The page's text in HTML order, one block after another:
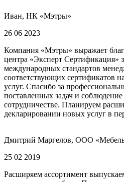
Иван, НК «Мэтры»
26 06 2023
Компания «Мэтры» выражает
центра «Эксперт Сертификация»
международных стандартов
соответствующих сертификатов
услуг. Спасибо за
поставленных задач и
сотрудничестве. Планируем
декларировании новых услуг в
Дмитрий Маргелов, ООО
25 02 2019
Расширяем ассортимент